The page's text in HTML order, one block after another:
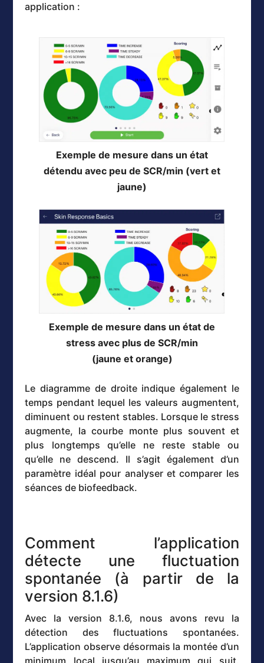
application :
Exemple de mesure dans un état
détendu avec peu de SCR/min (vert et
jaune)
Exemple de mesure dans un état de
stress avec plus de SCR/min
(jaune et orange)
Le diagramme de droite indique également le
temps pendant lequel les valeurs augmentent,
diminuent ou restent stables. Lorsque le stress
augmente, la courbe monte plus souvent et
plus longtemps qu’elle ne reste stable ou
qu’elle ne descend. Il s’agit également d’un
paramètre idéal pour analyser et comparer les
séances de biofeedback.
Comment l’application
détecte une fluctuation
spontanée (à partir de la
version 8.1.6)
Avec la version 8.1.6, nous avons revu la
détection des fluctuations spontanées.
L’application observe désormais la montée d’un